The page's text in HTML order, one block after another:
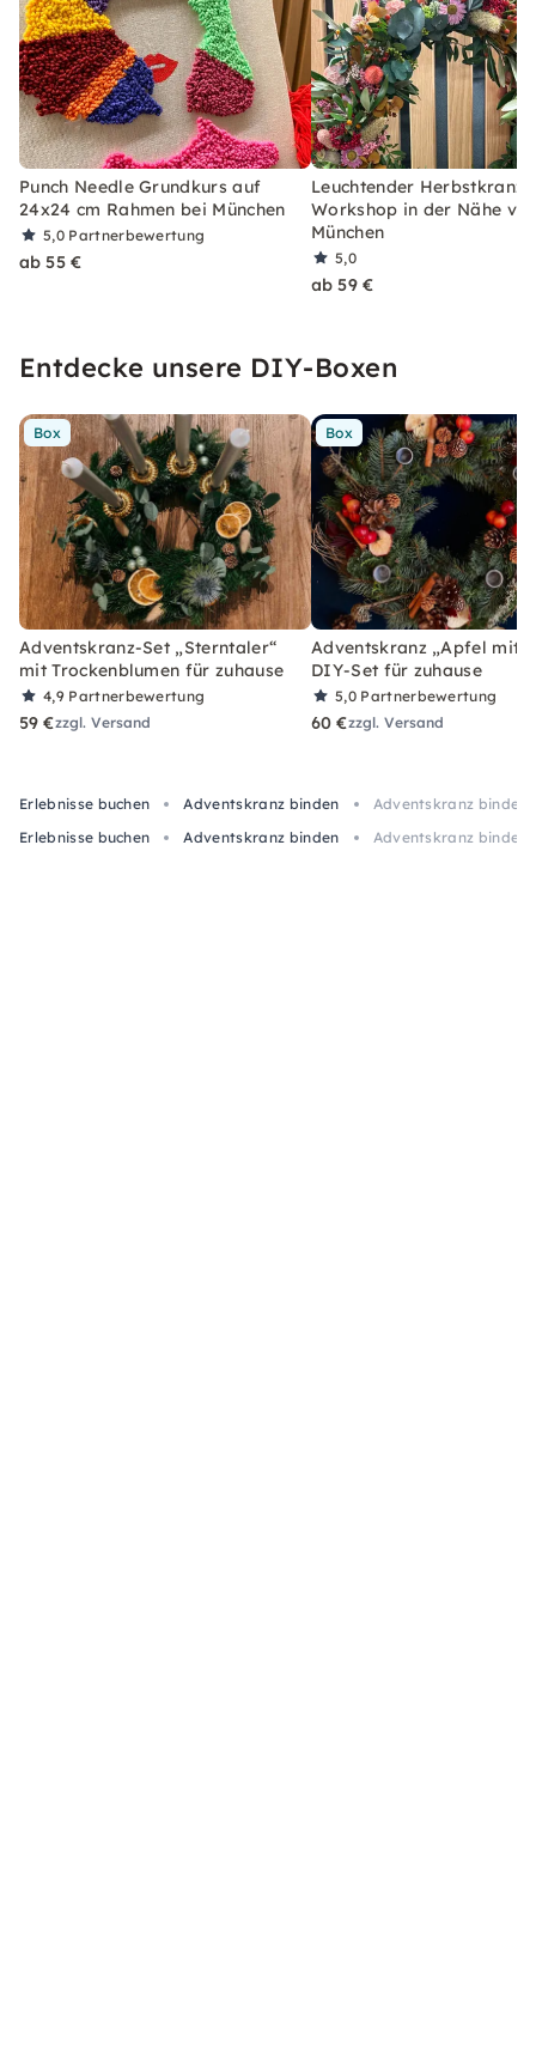
Punch Needle Grundkurs auf
24x24 cm Rahmen bei München
5,0 Partnerbewertung
ab 55 €
Leuchtender Herbstkranz-
Workshop in der Nähe
München
5,0
ab 59 €
Entdecke unsere DIY-Boxen
Box
Adventskranz-Set „Sterntaler“
mit Trockenblumen für zuhause
4,9 Partnerbewertung
59 €zzgl. Versand
Box
Adventskranz „Apfel mit
DIY-Set für zuhause
5,0 Partnerbewertung
60 €zzgl. Versand
Erlebnisse buchen Adventskranz binden
Adventskranz binden
Erlebnisse buchen
Adventskranz binden Adventskranz binden